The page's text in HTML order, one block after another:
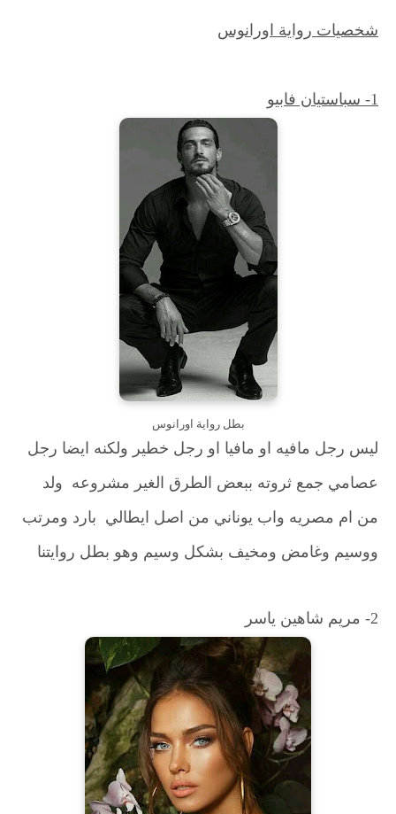
شخصيات رواية اورانوس
1- سباستيان فابيو
بطل رواية اورانوس
ليس رجل مافيه او مافيا او رجل خطير ولكنه ايضا رجل
عصامي جمع ثروته ببعض الطرق الغير مشروعه ولد
من ام مصريه واب يوناني من اصل ايطالي بارد ومرتب
ووسيم وغامض ومخيف بشكل وسيم وهو بطل روايتنا
2- مريم شاهين ياسر